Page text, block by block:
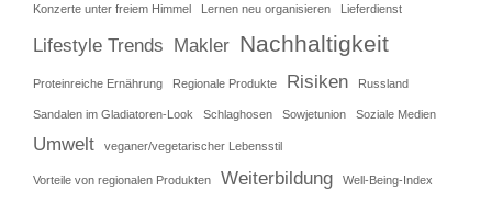
Konzerte unter freiem Himmel Lernen neu organisieren Lieferdienst
Lifestyle Trends Makler Nachhaltigkeit
Proteinreiche Ernährung Regionale Produkte Risiken Russland
Sandalen im Gladiatoren-Look Schlaghosen Sowjetunion Soziale Medien
Umwelt veganer/vegetarischer Lebensstil
Vorteile von regionalen Produkten Weiterbildung Well-Being-Index